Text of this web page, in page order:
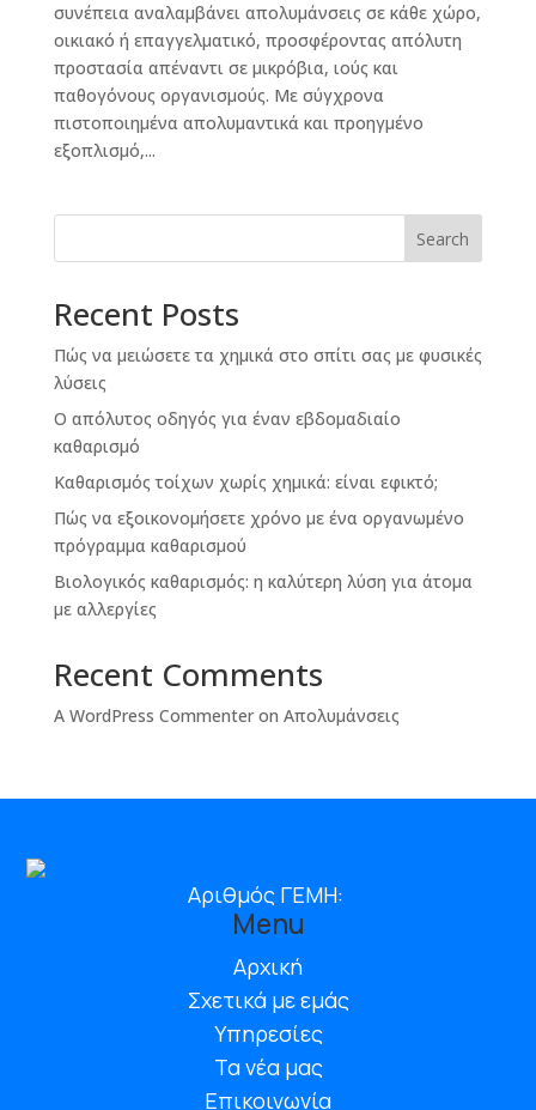
συνέπεια αναλαμβάνει απολυμάνσεις σε κάθε χώρο,
οικιακό ή επαγγελματικό, προσφέροντας απόλυτη
προστασία απέναντι σε μικρόβια, ιούς και
παθογόνους οργανισμούς. Με σύγχρονα
πιστοποιημένα απολυμαντικά και προηγμένο
εξοπλισμό,...
Search
Recent Posts
Πώς να μειώσετε τα χημικά στο σπίτι σας με φυσικές
λύσεις
Ο απόλυτος οδηγός για έναν εβδομαδιαίο
καθαρισμό
Καθαρισμός τοίχων χωρίς χημικά: είναι εφικτό;
Πώς να εξοικονομήσετε χρόνο με ένα οργανωμένο
πρόγραμμα καθαρισμού
Βιολογικός καθαρισμός: η καλύτερη λύση για άτομα
με αλλεργίες
Recent Comments
A WordPress Commenteron Απολυμάνσεις
Αριθμός ΓΕΜΗ:
Menu
Αρχική
Σχετικά με εμάς
Υπηρεσίες
Τα νέα μας
Επικοινωνία